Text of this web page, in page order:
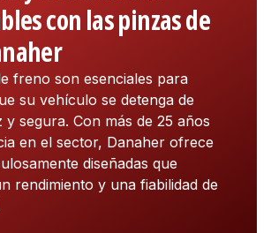
con las pinzas de
freno son esenciales para
su vehículo se detenga de
segura. Con más de 25 años
en el sector, Danaher ofrece
diseñadas que
rendimiento y una fiabilidad de